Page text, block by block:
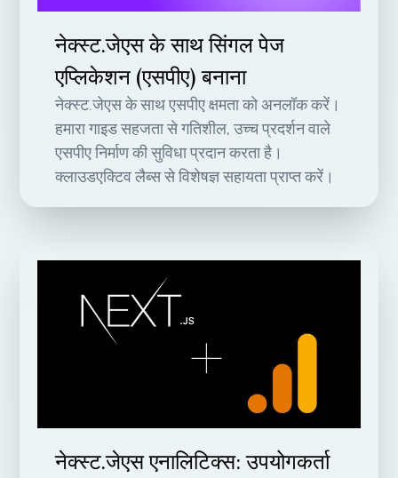
नेक्स्ट.जेएस के साथ सिंगल पेज
एप्लिकेशन (एसपीए) बनाना
नेक्स्ट.जेएस के साथ एसपीए क्षमता को अनलॉक करें।
हमारा गाइड सहजता से गतिशील, उच्च प्रदर्शन वाले
एसपीए निर्माण की सुविधा प्रदान करता है।
क्लाउडएक्टिव लैब्स से विशेषज्ञ सहायता प्राप्त करें।
नेक्स्ट.जेएस एनालिटिक्स: उपयोगकर्ता